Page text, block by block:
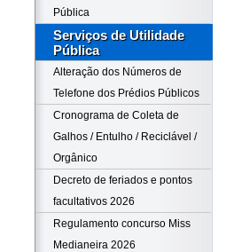
Pública
Serviços de Utilidade
Pública
Alteração dos Números de
Telefone dos Prédios Públicos
Cronograma de Coleta de
Galhos / Entulho / Reciclável /
Orgânico
Decreto de feriados e pontos
facultativos 2026
Regulamento concurso Miss
Medianeira 2026